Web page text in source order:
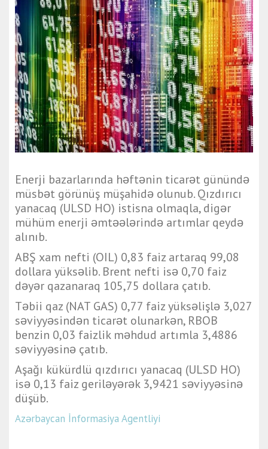
Enerji bazarlarında həftənin ticarət günündə
müsbət görünüş müşahidə olunub. Qızdırıcı
yanacaq (ULSD HO) istisna olmaqla, digər
mühüm enerji əmtəələrində artımlar qeydə
alınıb.
ABŞ xam nefti (OIL) 0,83 faiz artaraq 99,08
dollara yüksəlib. Brent nefti isə 0,70 faiz
dəyər qazanaraq 105,75 dollara çatıb.
Təbii qaz (NAT GAS) 0,77 faiz yüksəlişlə 3,027
səviyyəsindən ticarət olunarkən, RBOB
benzin 0,03 faizlik məhdud artımla 3,4886
səviyyəsinə çatıb.
Aşağı kükürdlü qızdırıcı yanacaq (ULSD HO)
isə 0,13 faiz geriləyərək 3,9421 səviyyəsinə
düşüb.
Azərbaycan İnformasiya Agentliyi